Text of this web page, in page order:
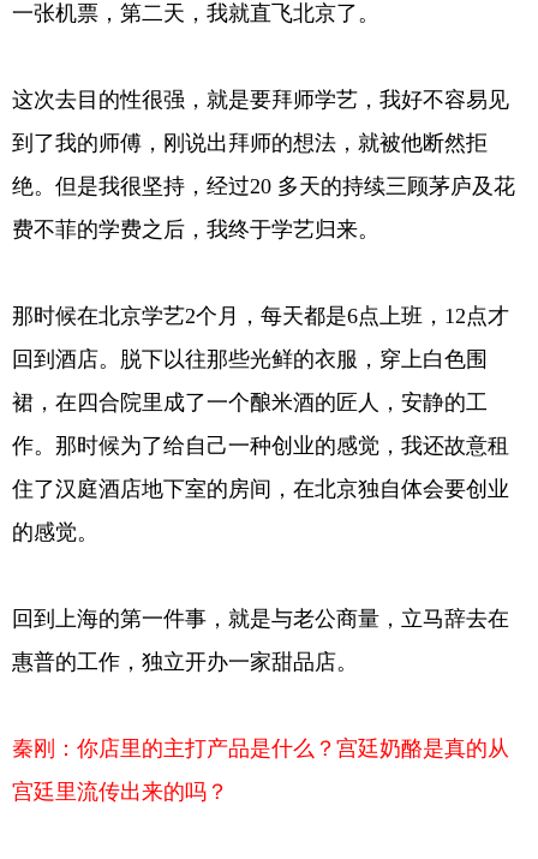
一张机票，第二天，我就直飞北京了。
这次去目的性很强，就是要拜师学艺，我好不容易见
到了我的师傅，刚说出拜师的想法，就被他断然拒
绝。但是我很坚持，经过20 多天的持续三顾茅庐及花
费不菲的学费之后，我终于学艺归来。
那时候在北京学艺2个月，每天都是6点上班，12点才
回到酒店。脱下以往那些光鲜的衣服，穿上白色围
裙，在四合院里成了一个酿米酒的匠人，安静的工
作。那时候为了给自己一种创业的感觉，我还故意租
住了汉庭酒店地下室的房间，在北京独自体会要创业
的感觉。
回到上海的第一件事，就是与老公商量，立马辞去在
惠普的工作，独立开办一家甜品店。
秦刚：你店里的主打产品是什么？宫廷奶酪是真的从
宫廷里流传出来的吗？